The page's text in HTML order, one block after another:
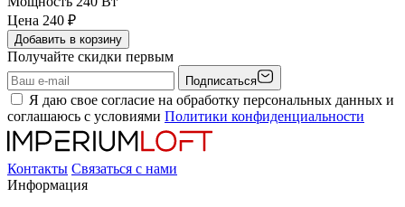
Цена 240 ₽
Добавить в корзину
Получайте скидки первым
Подписаться
Я даю свое согласие на обработку персональных данных и
соглашаюсь с условиями Политики конфиденциальности
Контакты Связаться с нами
Информация